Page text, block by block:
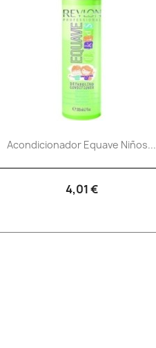
Acondicionador Equave Niños...
4,01 €